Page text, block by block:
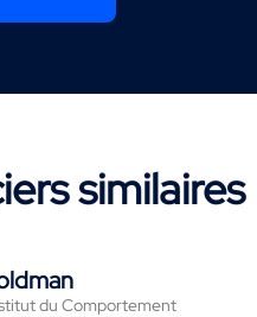
similaires
du Comportement